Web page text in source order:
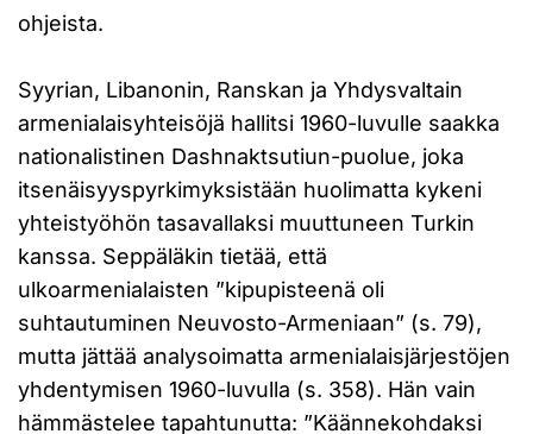
ohjeista.
Syyrian, Libanonin, Ranskan ja Yhdysvaltain
armenialaisyhteisöjä hallitsi 1960-luvulle saakka
nationalistinen Dashnaktsutiun-puolue, joka
itsenäisyyspyrkimyksistään huolimatta kykeni
yhteistyöhön tasavallaksi muuttuneen Turkin
kanssa. Seppäläkin tietää, että
ulkoarmenialaisten ”kipupisteenä oli
suhtautuminen Neuvosto-Armeniaan” (s. 79),
mutta jättää analysoimatta armenialaisjärjestöjen
yhdentymisen 1960-luvulla (s. 358). Hän vain
hämmästelee tapahtunutta: ”Käännekohdaksi